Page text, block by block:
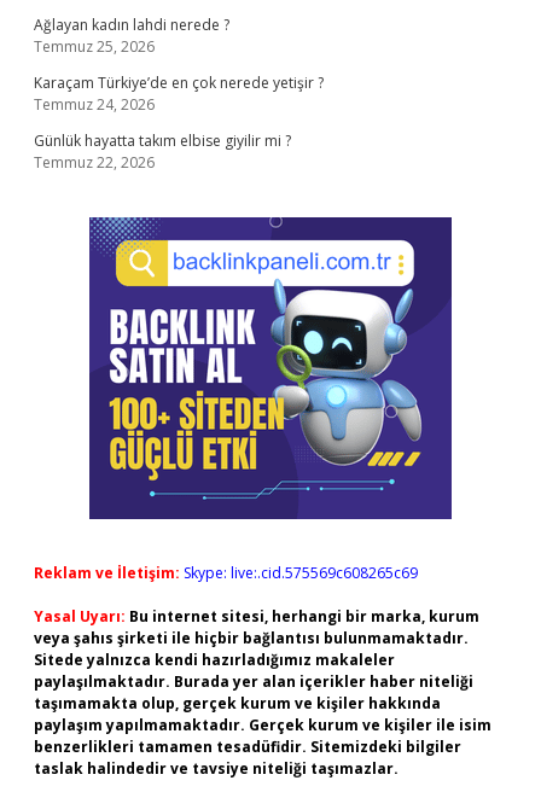
Ağlayan kadın lahdi nerede ?
Temmuz 25, 2026
Karaçam Türkiye’de en çok nerede yetişir ?
Temmuz 24, 2026
Günlük hayatta takım elbise giyilir mi ?
Temmuz 22, 2026
Reklam ve İletişim: Skype: live:.cid.575569c608265c69
Yasal Uyarı: Bu internet sitesi, herhangi bir marka, kurum
veya şahıs şirketi ile hiçbir bağlantısı bulunmamaktadır.
Sitede yalnızca kendi hazırladığımız makaleler
paylaşılmaktadır. Burada yer alan içerikler haber niteliği
taşımamakta olup, gerçek kurum ve kişiler hakkında
paylaşım yapılmamaktadır. Gerçek kurum ve kişiler ile isim
benzerlikleri tamamen tesadüfidir. Sitemizdeki bilgiler
taslak halindedir ve tavsiye niteliği taşımazlar.